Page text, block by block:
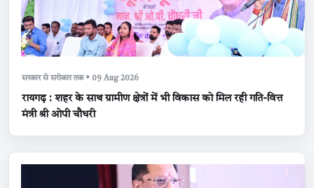
सरकार से सरोकार तक • 09 Aug 2026
रायगढ़ : शहर के साथ ग्रामीण क्षेत्रों में भी विकास को मिल रही गति-वित्त
मंत्री श्री ओपी चौधरी